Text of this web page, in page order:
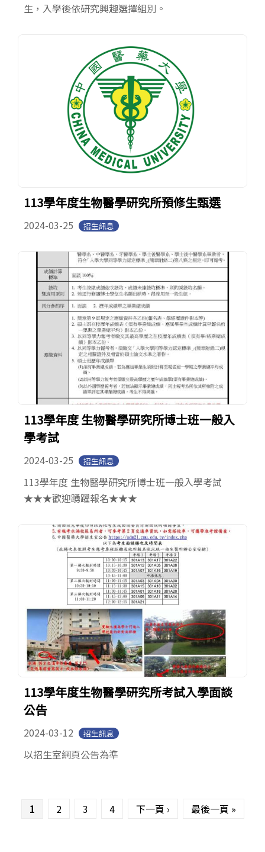
生，入學後依研究興趣選擇組別。
113學年度生物醫學研究所預修生甄選
2024-03-25 招生訊息
113學年度 生物醫學研究所博士班一般入
學考試
2024-03-25 招生訊息
113學年度 生物醫學研究所博士班一般入學考試
★★★歡迎踴躍報名★★★
113學年度生物醫學研究所考試入學面談
公告
2024-03-12 招生訊息
以招生室網頁公告為準
1 2 3 4 下一頁 › 最後一頁 »